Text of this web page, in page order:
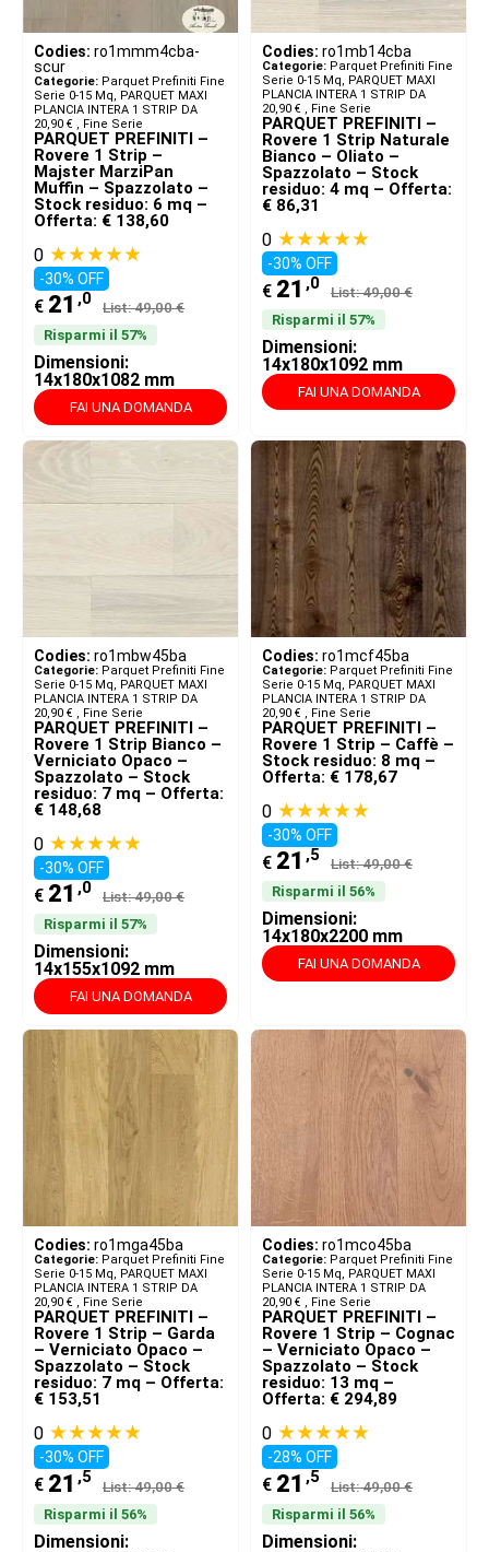
Codies: ro1mmm4cba-
scur
Categorie: Parquet Prefiniti Fine
Serie 0-15 Mq, PARQUET MAXI
PLANCIA INTERA 1 STRIP DA
20,90 € ​ , Fine Serie
PARQUET PREFINITI –
Rovere 1 Strip –
Majster MarziPan
Muffin – Spazzolato –
Stock residuo: 6 mq –
Offerta: € 138,60
0 ★★★★★
-30% OFF
€ 21 ,0 List: 49,00 €
Risparmi il 57%
Dimensioni:
14x180x1082 mm
FAI UNA DOMANDA
Codies: ro1mb14cba
Categorie: Parquet Prefiniti Fine
Serie 0-15 Mq, PARQUET MAXI
PLANCIA INTERA 1 STRIP DA
20,90 € ​ , Fine Serie
PARQUET PREFINITI –
Rovere 1 Strip Naturale
Bianco – Oliato –
Spazzolato – Stock
residuo: 4 mq – Offerta:
€ 86,31
0 ★★★★★
-30% OFF
€ 21 ,0 List: 49,00 €
Risparmi il 57%
Dimensioni:
14x180x1092 mm
FAI UNA DOMANDA
Codies: ro1mbw45ba
Categorie: Parquet Prefiniti Fine
Serie 0-15 Mq, PARQUET MAXI
PLANCIA INTERA 1 STRIP DA
20,90 € ​ , Fine Serie
PARQUET PREFINITI –
Rovere 1 Strip Bianco –
Verniciato Opaco –
Spazzolato – Stock
residuo: 7 mq – Offerta:
€ 148,68
0 ★★★★★
-30% OFF
€ 21 ,0 List: 49,00 €
Risparmi il 57%
Dimensioni:
14x155x1092 mm
FAI UNA DOMANDA
Codies: ro1mcf45ba
Categorie: Parquet Prefiniti Fine
Serie 0-15 Mq, PARQUET MAXI
PLANCIA INTERA 1 STRIP DA
20,90 € ​ , Fine Serie
PARQUET PREFINITI –
Rovere 1 Strip – Caffè –
Stock residuo: 8 mq –
Offerta: € 178,67
0 ★★★★★
-30% OFF
€ 21 ,5 List: 49,00 €
Risparmi il 56%
Dimensioni:
14x180x2200 mm
FAI UNA DOMANDA
Codies: ro1mga45ba
Categorie: Parquet Prefiniti Fine
Serie 0-15 Mq, PARQUET MAXI
PLANCIA INTERA 1 STRIP DA
20,90 € ​ , Fine Serie
PARQUET PREFINITI –
Rovere 1 Strip – Garda
– Verniciato Opaco –
Spazzolato – Stock
residuo: 7 mq – Offerta:
€ 153,51
0 ★★★★★
-30% OFF
€ 21 ,5 List: 49,00 €
Risparmi il 56%
Dimensioni:
Codies: ro1mco45ba
Categorie: Parquet Prefiniti Fine
Serie 0-15 Mq, PARQUET MAXI
PLANCIA INTERA 1 STRIP DA
20,90 € ​ , Fine Serie
PARQUET PREFINITI –
Rovere 1 Strip – Cognac
– Verniciato Opaco –
Spazzolato – Stock
residuo: 13 mq –
Offerta: € 294,89
0 ★★★★★
-28% OFF
€ 21 ,5 List: 49,00 €
Risparmi il 56%
Dimensioni: